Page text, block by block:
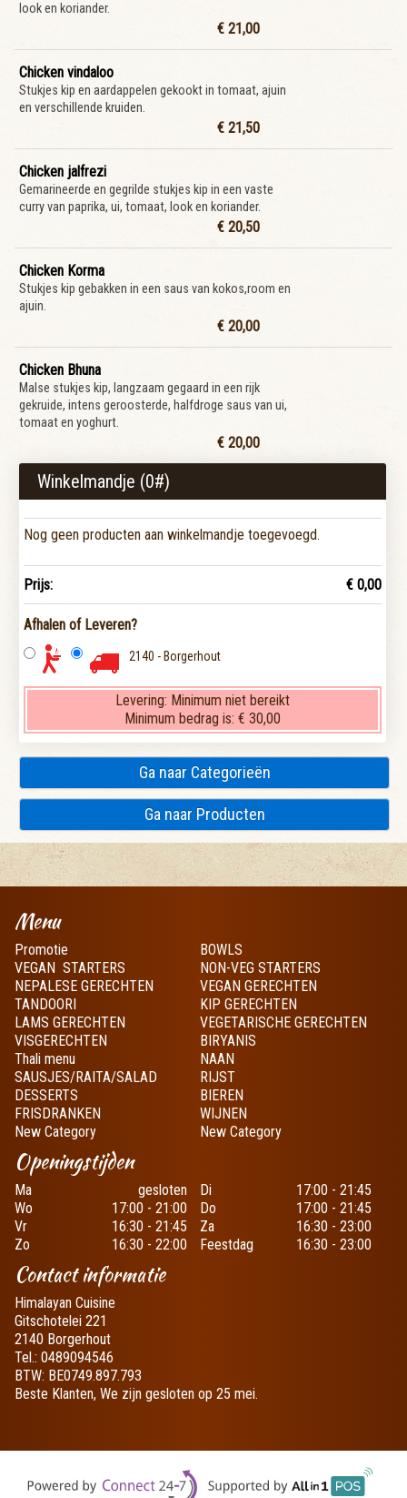
look en koriander.
€ 21,00
Chicken vindaloo
Stukjes kip en aardappelen gekookt in tomaat, ajuin
en verschillende kruiden.
€ 21,50
Chicken jalfrezi
Gemarineerde en gegrilde stukjes kip in een vaste
curry van paprika, ui, tomaat, look en koriander.
€ 20,50
Chicken Korma
Stukjes kip gebakken in een saus van kokos,room en
ajuin.
€ 20,00
Chicken Bhuna
Malse stukjes kip, langzaam gegaard in een rijk
gekruide, intens geroosterde, halfdroge saus van ui,
tomaat en yoghurt.
€ 20,00
Winkelmandje (0#)
Nog geen producten aan winkelmandje toegevoegd.
Prijs: € 0,00
Afhalen of Leveren?
2140 - Borgerhout
Levering: Minimum niet bereikt
Minimum bedrag is: € 30,00
Ga naar Categorieën
Ga naar Producten
Menu
Promotie
BOWLS
VEGAN STARTERS
NON-VEG STARTERS
NEPALESE GERECHTEN
VEGAN GERECHTEN
TANDOORI
KIP GERECHTEN
LAMS GERECHTEN
VEGETARISCHE GERECHTEN
VISGERECHTEN
BIRYANIS
Thali menu
NAAN
SAUSJES/RAITA/SALAD
RIJST
DESSERTS
BIEREN
FRISDRANKEN
WIJNEN
New Category
New Category
Openingstijden
Ma gesloten Di
17:00 - 21:45
Wo
17:00 - 21:00 Do
17:00 - 21:45
Vr
16:30 - 21:45 Za
16:30 - 23:00
Zo
16:30 - 22:00 Feestdag 16:30 - 23:00
Contact informatie
Himalayan Cuisine
Gitschotelei 221
2140 Borgerhout
Tel.: 0489094546
BTW: BE0749.897.793
Beste Klanten, We zijn gesloten op 25 mei.
Powered by Connect24-7